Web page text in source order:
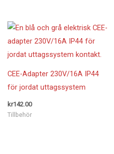
CEE-Adapter 230V/16A IP44
för jordat uttagssystem
kr142.00
Tillbehör